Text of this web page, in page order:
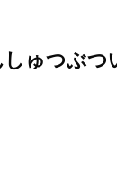
ゅつぶつ